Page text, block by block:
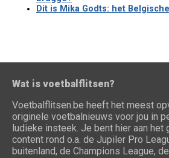
Dit is Mika Godts: het
Wat is voetbalflitsen?
Voetbalflitsen.be heeft het meest
originele voetbalnieuws voor jou in
ludieke insteek. Je bent hier aan het
content rond o.a. de Jupiler Pro
buitenland, de Champions League,